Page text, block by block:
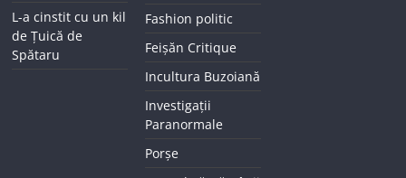
L-a cinstit cu un kil
de Țuică de
Spătaru
Fashion politic
Feișăn Critique
Incultura Buzoiană
Investigații
Paranormale
Porșe